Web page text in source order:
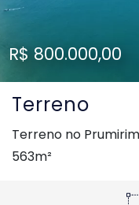
R$ 800.000,00
Terreno
Terreno no
563m²